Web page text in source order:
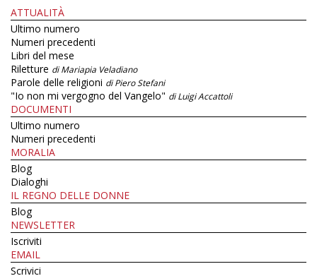
ATTUALITÀ
Ultimo numero
Numeri precedenti
Libri del mese
Riletture di Mariapia Veladiano
Parole delle religioni di Piero Stefani
"Io non mi vergogno del Vangelo" di Luigi Accattoli
DOCUMENTI
Ultimo numero
Numeri precedenti
MORALIA
Blog
Dialoghi
IL REGNO DELLE DONNE
Blog
NEWSLETTER
Iscriviti
EMAIL
Scrivici